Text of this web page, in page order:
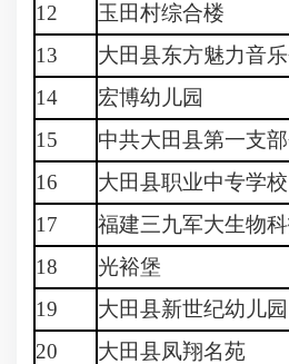
12
玉田村综合楼
13
大田县东方魅力音
14
宏博幼儿园
15
中共大田县第一支
16
大田县职业中专学校
17
福建三九军大生物
18
光裕堡
19
大田县新世纪幼儿园
20
大田县凤翔名苑